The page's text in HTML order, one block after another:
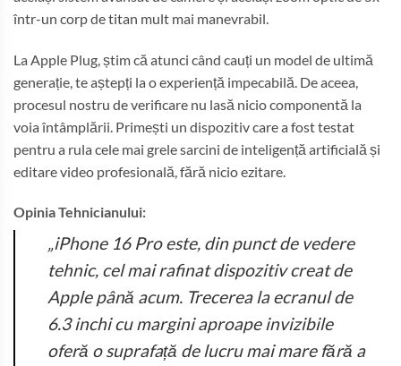
într-un corp de titan mult mai manevrabil.
La Apple Plug, știm că atunci când cauți un model de ultimă
generație, te aștepți la o experiență impecabilă. De aceea,
procesul nostru de verificare nu lasă nicio componentă la
voia întâmplării. Primești un dispozitiv care a fost testat
pentru a rula cele mai grele sarcini de inteligență artificială și
editare video profesională, fără nicio ezitare.
Opinia Tehnicianului:
„iPhone 16 Pro este, din punct de vedere
tehnic, cel mai rafinat dispozitiv creat de
Apple până acum. Trecerea la ecranul de
6.3 inchi cu margini aproape invizibile
oferă o suprafață de lucru mai mare fără a